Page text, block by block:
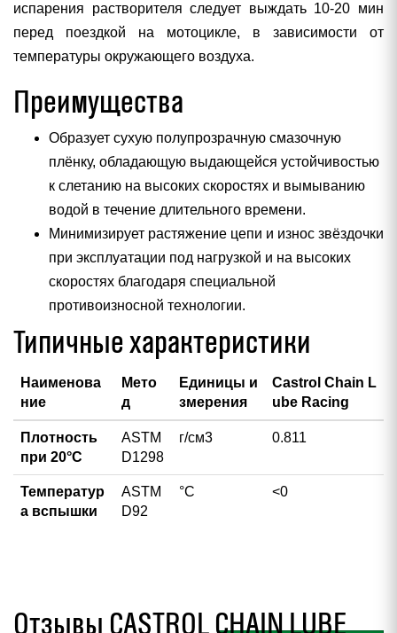
испарения растворителя следует выждать 10-20 мин
перед поездкой на мотоцикле, в зависимости от
температуры окружающего воздуха.
Преимущества
Образует сухую полупрозрачную смазочную
плёнку, обладающую выдающейся устойчивостью
к слетанию на высоких скоростях и вымыванию
водой в течение длительного времени.
Минимизирует растяжение цепи и износ звёздочки
при эксплуатации под нагрузкой и на высоких
скоростях благодаря специальной
противоизносной технологии.
Типичные характеристики
Наименова
ние
Мето
д
Единицы и
змерения
Castrol Chain L
ube Racing
Плотность
при 20°С
ASTM
D1298
г/см3 0.811
Температур
а вспышки
ASTM
D92
°С <0
Отзывы CASTROL CHAIN LUBE